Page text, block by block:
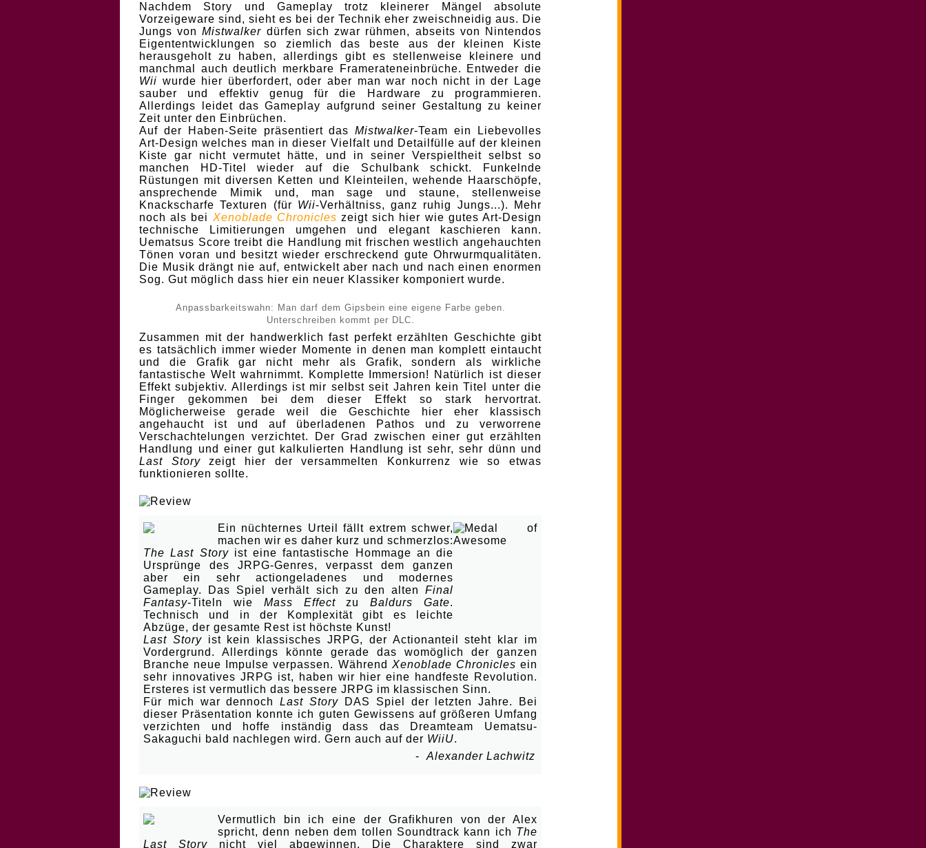
Nachdem Story und Gameplay trotz kleinerer Mängel absolute
Vorzeigeware sind, sieht es bei der Technik eher zweischneidig aus. Die
Jungs vonMistwalker dürfen sich zwar rühmen, abseits von Nintendos
Eigententwicklungen so ziemlich das beste aus der kleinen Kiste
herausgeholt zu haben, allerdings gibt es stellenweise kleinere und
manchmal auch deutlich merkbare Framerateneinbrüche. Entweder die
Wii wurde hier überfordert, oder aber man war noch nicht in der Lage
sauber und effektiv genug für die Hardware zu programmieren.
Allerdings leidet das Gameplay aufgrund seiner Gestaltung zu keiner
Zeit unter den Einbrüchen.
Auf der Haben-Seite präsentiert dasMistwalker-Team ein Liebevolles
Art-Design welches man in dieser Vielfalt und Detailfülle auf der kleinen
Kiste gar nicht vermutet hätte, und in seiner Verspieltheit selbst so
manchen HD-Titel wieder auf die Schulbank schickt. Funkelnde
Rüstungen mit diversen Ketten und Kleinteilen, wehende Haarschöpfe,
ansprechende Mimik und, man sage und staune, stellenweise
Knackscharfe Texturen (für Wii-Verhältniss, ganz ruhig Jungs...). Mehr
noch als bei Xenoblade Chronicles zeigt sich hier wie gutes Art-Design
technische Limitierungen umgehen und elegant kaschieren kann.
Uematsus Score treibt die Handlung mit frischen westlich angehauchten
Tönen voran und besitzt wieder erschreckend gute Ohrwurmqualitäten.
Die Musik drängt nie auf, entwickelt aber nach und nach einen enormen
Sog. Gut möglich dass hier ein neuer Klassiker komponiert wurde.
Anpassbarkeitswahn: Man darf dem Gipsbein eine eigene Farbe geben.
Unterschreiben kommt per DLC.
Zusammen mit der handwerklich fast perfekt erzählten Geschichte gibt
es tatsächlich immer wieder Momente in denen man komplett eintaucht
und die Grafik gar nicht mehr als Grafik, sondern als wirkliche
fantastische Welt wahrnimmt. Komplette Immersion! Natürlich ist dieser
Effekt subjektiv. Allerdings ist mir selbst seit Jahren kein Titel unter die
Finger gekommen bei dem dieser Effekt so stark hervortrat.
Möglicherweise gerade weil die Geschichte hier eher klassisch
angehaucht ist und auf überladenen Pathos und zu verworrene
Verschachtelungen verzichtet. Der Grad zwischen einer gut erzählten
Handlung und einer gut kalkulierten Handlung ist sehr, sehr dünn und
Last Storyzeigt hier der versammelten Konkurrenz wie so etwas
funktionieren sollte.
Ein nüchternes Urteil fällt extrem schwer,
machen wir es daher kurz und schmerzlos:
The Last Storyist eine fantastische Hommage an die
Ursprünge des JRPG-Genres, verpasst dem ganzen
aber ein sehr actiongeladenes und modernes
Gameplay. Das Spiel verhält sich zu den alten Final
Fantasy-Titeln wie Mass EffectzuBaldurs Gate.
Technisch und in der Komplexität gibt es leichte
Abzüge, der gesamte Rest ist höchste Kunst!
Last Storyist kein klassisches JRPG, der Actionanteil steht klar im
Vordergrund. Allerdings könnte gerade das womöglich der ganzen
Branche neue Impulse verpassen. Während Xenoblade Chronicles ein
sehr innovatives JRPG ist, haben wir hier eine handfeste Revolution.
Ersteres ist vermutlich das bessere JRPG im klassischen Sinn.
Für mich war dennochLast Story DAS Spiel der letzten Jahre. Bei
dieser Präsentation konnte ich guten Gewissens auf größeren Umfang
verzichten und hoffe inständig dass das Dreamteam Uematsu-
Sakaguchi bald nachlegen wird. Gern auch auf der WiiU.
- Alexander Lachwitz
Vermutlich bin ich eine der Grafikhuren von der Alex
spricht, denn neben dem tollen Soundtrack kann ich The
Last Story nicht viel abgewinnen. Die Charaktere sind zwar